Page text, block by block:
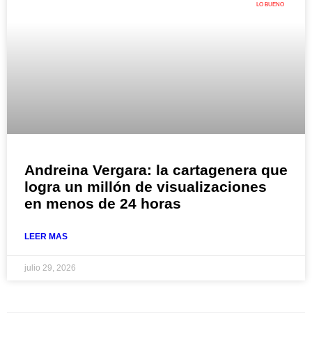
LO BUENO
Andreina Vergara: la cartagenera que
logra un millón de visualizaciones
en menos de 24 horas
LEER MAS
julio 29, 2026